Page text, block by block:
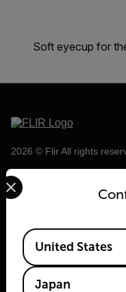
Soft eyecup for
2026 © Flir All rights
Select your preferred
Available Locations
United States
Japan